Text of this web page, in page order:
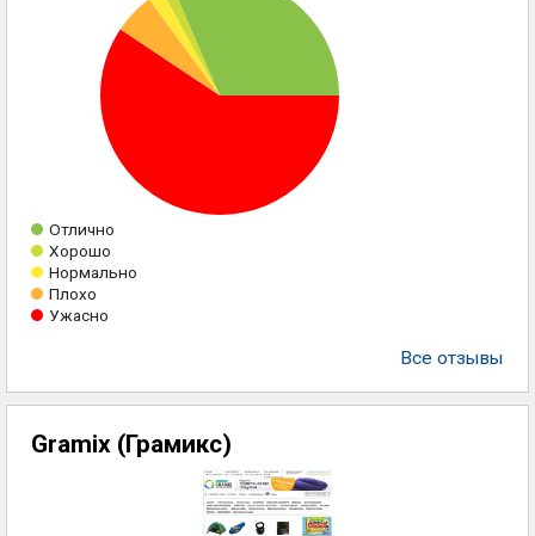
Отлично
Хорошо
Нормально
Плохо
Ужасно
Все отзывы
Gramix (Грамикс)